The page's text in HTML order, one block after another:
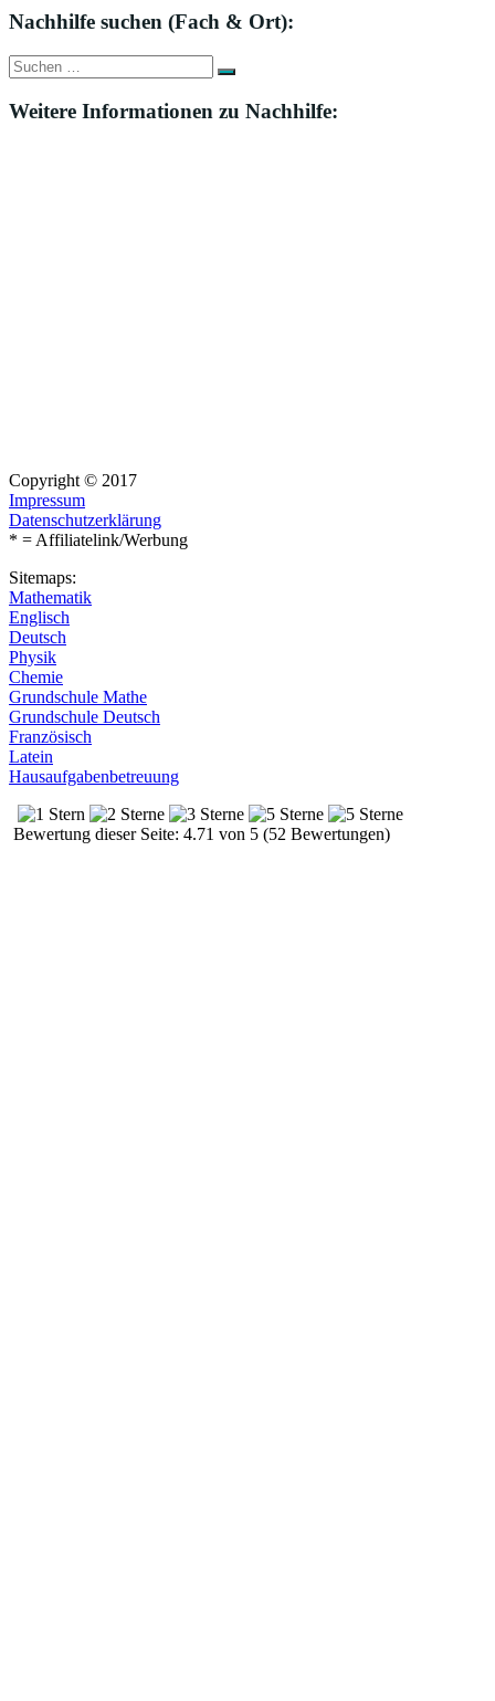
Nachhilfe suchen (Fach & Ort):
Suche
nach:
Suchen
Weitere Informationen zu Nachhilfe:
Copyright © 2017
Impressum
Datenschutzerklärung
* = Affiliatelink/Werbung
Sitemaps:
Mathematik
Englisch
Deutsch
Physik
Chemie
Grundschule Mathe
Grundschule Deutsch
Französisch
Latein
Hausaufgabenbetreuung
Bewertung dieser Seite: 4.71 von 5 (52 Bewertungen)